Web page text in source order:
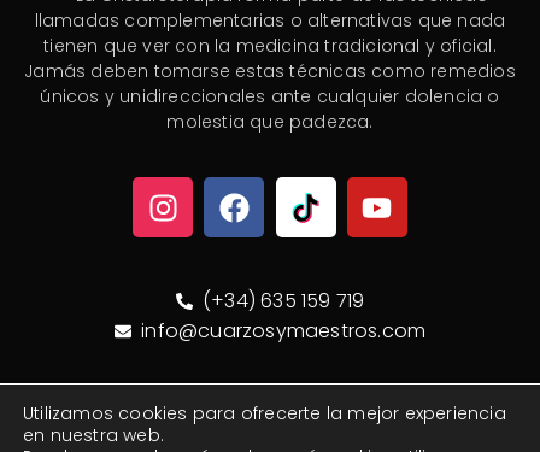
llamadas complementarias o alternativas que nada
tienen que ver con la medicina tradicional y oficial.
Jamás deben tomarse estas técnicas como remedios
únicos y unidireccionales ante cualquier dolencia o
molestia que padezca.
(+34) 635 159 719
info@cuarzosymaestros.com
© Cuarzos y Maestros 2020/2026. Todos los derechos
reservados
Utilizamos cookies para ofrecerte la mejor experiencia
en nuestra web.